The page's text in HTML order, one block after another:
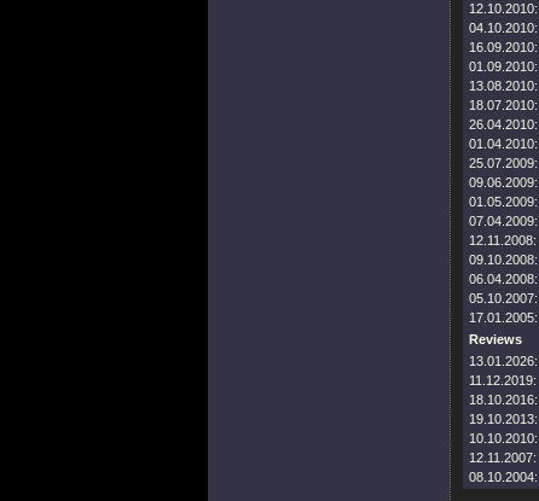
12.10.2010:
04.10.2010:
16.09.2010:
01.09.2010:
13.08.2010:
18.07.2010:
26.04.2010:
01.04.2010:
25.07.2009:
09.06.2009:
01.05.2009:
07.04.2009:
12.11.2008:
09.10.2008:
06.04.2008:
05.10.2007:
17.01.2005:
Reviews
13.01.2026:
11.12.2019:
18.10.2016:
19.10.2013:
10.10.2010:
12.11.2007:
08.10.2004: